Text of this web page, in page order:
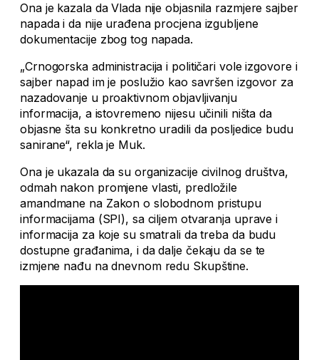
Ona je kazala da Vlada nije objasnila razmjere sajber
napada i da nije urađena procjena izgubljene
dokumentacije zbog tog napada.
„Crnogorska administracija i političari vole izgovore i
sajber napad im je poslužio kao savršen izgovor za
nazadovanje u proaktivnom objavljivanju
informacija, a istovremeno nijesu učinili ništa da
objasne šta su konkretno uradili da posljedice budu
sanirane“, rekla je Muk.
Ona je ukazala da su organizacije civilnog društva,
odmah nakon promjene vlasti, predložile
amandmane na Zakon o slobodnom pristupu
informacijama (SPI), sa ciljem otvaranja uprave i
informacija za koje su smatrali da treba da budu
dostupne građanima, i da dalje čekaju da se te
izmjene nađu na dnevnom redu Skupštine.